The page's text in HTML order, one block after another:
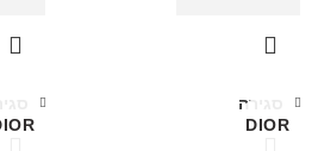
DIOR
סגירה